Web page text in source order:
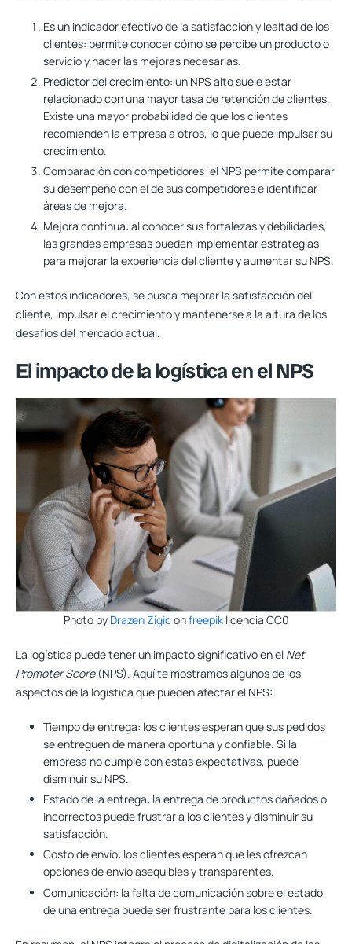
Es un indicador efectivo de la satisfacción y lealtad de los
clientes: permite conocer cómo se percibe un producto o
servicio y hacer las mejoras necesarias.
Predictor del crecimiento: un NPS alto suele estar
relacionado con una mayor tasa de retención de clientes.
Existe una mayor probabilidad de que los clientes
recomienden la empresa a otros, lo que puede impulsar su
crecimiento.
Comparación con competidores: el NPS permite comparar
su desempeño con el de sus competidores e identificar
áreas de mejora.
Mejora continua: al conocer sus fortalezas y debilidades,
las grandes empresas pueden implementar estrategias
para mejorar la experiencia del cliente yaumentar su NPS.
Con estos indicadores, se busca mejorar la satisfacción del
cliente, impulsar el crecimiento y mantenerse a la altura de los
desafíos del mercado actual.
El impacto de la logística en el NPS
Photo by Drazen Zigic onfreepiklicencia CC0
La logística puede tener un impacto significativo en el Net
Promoter Score(NPS). Aquí te mostramos algunos de los
aspectos de la logística que pueden afectar el NPS:
Tiempo de entrega: los clientes esperan que sus pedidos
se entreguen de manera oportuna y confiable. Si la
empresa no cumple con estas expectativas, puede
disminuir su NPS.
Estado de la entrega: la entrega de productos dañados o
incorrectos puede frustrar a los clientes y disminuir su
satisfacción.
Costo de envío: los clientes esperan que les ofrezcan
opciones de envío asequibles y transparentes.
Comunicación: la falta de comunicación sobre el estado
de una entrega puede ser frustrante para los clientes.